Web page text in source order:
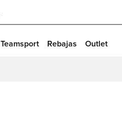
Teamsport Rebajas Outlet